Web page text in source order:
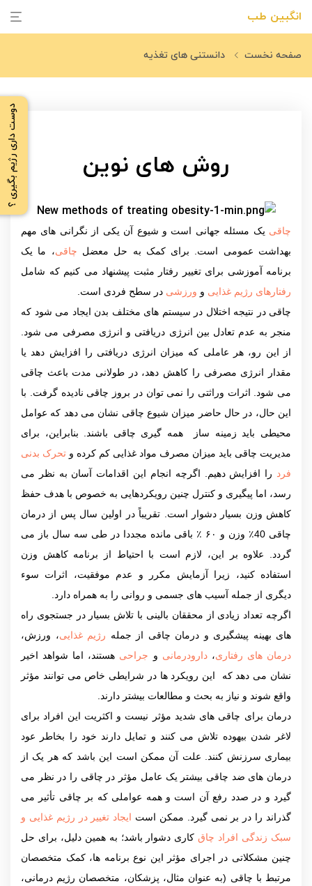
انگبین طب
دوست داری رژیم بگیری ؟
صفحه نخست دانستنی های تغذیه
روش های نوین
چاقی یک مسئله جهانی است و شیوع آن یکی از نگرانی های مهم
بهداشت عمومی است. برای کمک به حل معضل چاقی، ما یک
برنامه آموزشی برای تغییر رفتار مثبت پیشنهاد می کنیم که شامل
رفتارهای رژیم غذایی و ورزشی در سطح فردی است.
چاقی در نتیجه اختلال در سیستم های مختلف بدن ایجاد می شود که
منجر به عدم تعادل بین انرژی دریافتی و انرژی مصرفی می شود.
از این رو، هر عاملی که میزان انرژی دریافتی را افزایش دهد یا
مقدار انرژی مصرفی را کاهش دهد، در طولانی مدت باعث چاقی
می شود. اثرات وراثتی را نمی توان در بروز چاقی نادیده گرفت. با
این حال، در حال حاضر میزان شیوع چاقی نشان می دهد که عوامل
محیطی باید زمینه ساز همه گیری چاقی باشند. بنابراین، برای
مدیریت چاقی باید میزان مصرف مواد غذایی کم کرده و تحرک بدنی
فرد را افزایش دهیم. اگرچه انجام این اقدامات آسان به نظر می
رسد، اما پیگیری و کنترل چنین رویکردهایی به خصوص با هدف حفظ
کاهش وزن بسیار دشوار است. تقریباً در اولین سال پس از درمان
چاقی 40٪ وزن و ۶۰ ٪ باقی مانده مجددا در طی سه سال باز می
گردد. علاوه بر این، لازم است با احتیاط از برنامه کاهش وزن
استفاده کنید، زیرا آزمایش مکرر و عدم موفقیت، اثرات سوء
دیگری از جمله آسیب های جسمی و روانی را به همراه دارد.
اگرچه تعداد زیادی از محققان بالینی با تلاش بسیار در جستجوی راه
های بهینه پیشگیری و درمان چاقی از جمله رژیم غذایی، ورزش،
درمان های رفتاری،دارودرمانی و جراحی هستند، اما شواهد اخیر
نشان می دهد که این رویکرد ها در شرایطی خاص می توانند مؤثر
واقع شوند و نیاز به بحث و مطالعات بیشتر دارند.
درمان برای چاقی های شدید مؤثر نیست و اکثریت این افراد برای
لاغر شدن بیهوده تلاش می کنند و تمایل دارند خود را بخاطر عود
بیماری سرزنش کنند. علت آن ممکن است این باشد که هر یک از
درمان های ضد چاقی بیشتر یک عامل مؤثر در چاقی را در نظر می
گیرد و در صدد رفع آن است و همه عواملی که بر چاقی تأثیر می
گذراند را در بر نمی گیرد. ممکن است ایجاد تغییر در رژیم غذایی و
سبک زندگی افراد چاق کاری دشوار باشد؛ به همین دلیل، برای حل
چنین مشکلاتی در اجرای مؤثر این نوع برنامه ها، کمک متخصصان
مرتبط با چاقی (به عنوان مثال، پزشکان، متخصصان رژیم درمانی،